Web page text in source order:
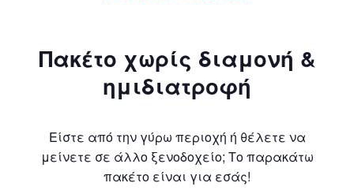
Πακέτο χωρίς διαμονή &
ημιδιατροφή
Είστε από την γύρω περιοχή ή θέλετε να
μείνετε σε άλλο ξενοδοχείο; Το παρακάτω
πακέτο είναι για εσάς!